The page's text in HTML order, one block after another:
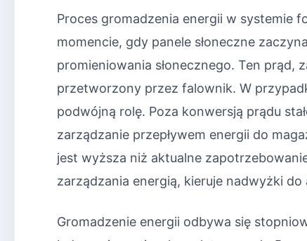
Proces gromadzenia energii w systemie
momencie, gdy panele słoneczne
promieniowania słonecznego. Ten
przetworzony przez falownik. W
podwójną rolę. Poza konwersją prądu
zarządzanie przepływem energii do
jest wyższa niż aktualne
zarządzania energią, kieruje nadwyżki do
Gromadzenie energii odbywa się